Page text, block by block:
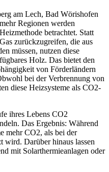
am Lech, Bad Wörishofen
Regionen werden
betrachtet. Statt
zurückzugreifen, die aus
müssen, nutzen diese
Holz. Das bietet den
von Förderländern
bei der Verbrennung von
diese Heizsysteme als CO2-
ihres Lebens CO2
Das Ergebnis: Während
mehr CO2, als bei der
wird. Darüber hinaus lassen
mit Solarthermieanlagen oder